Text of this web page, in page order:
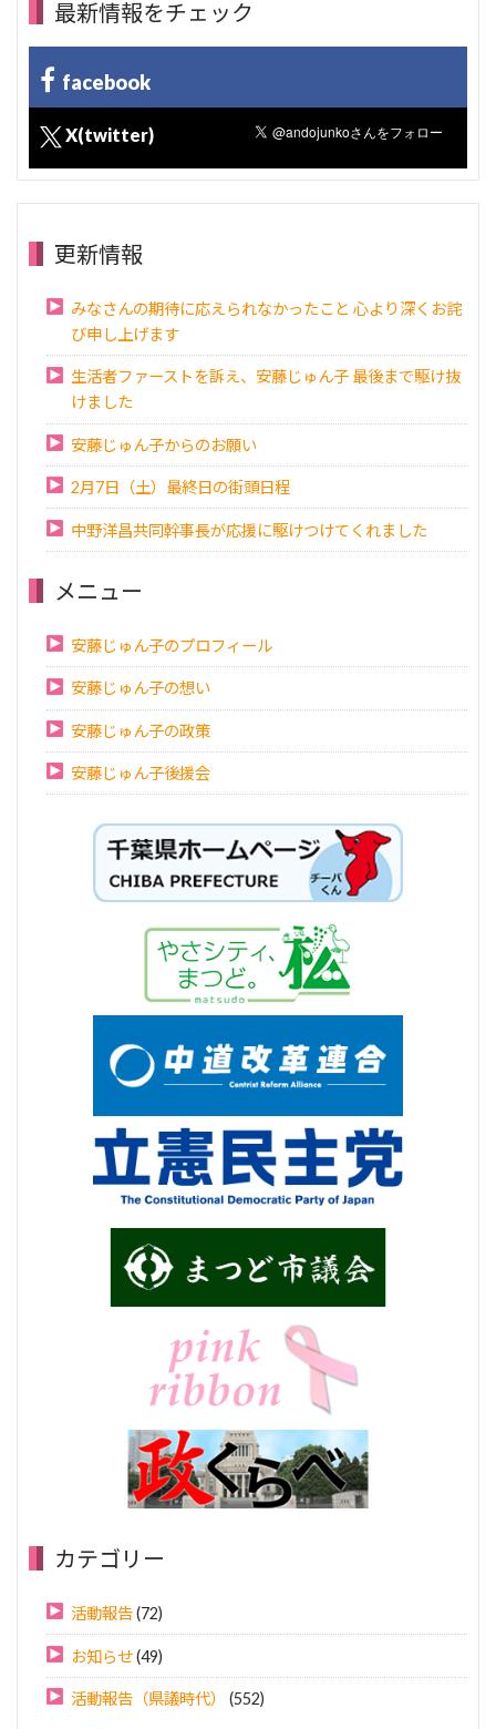
最新情報をチェック
facebook
X(twitter)
更新情報
みなさんの期待に応えられなかったこと 心より深くお詫
び申し上げます
生活者ファーストを訴え、安藤じゅん子 最後まで駆け抜
けました
安藤じゅん子からのお願い
2月7日（土）最終日の街頭日程
中野洋昌共同幹事長が応援に駆けつけてくれました
メニュー
安藤じゅん子のプロフィール
安藤じゅん子の想い
安藤じゅん子の政策
安藤じゅん子後援会
カテゴリー
活動報告(72)
お知らせ(49)
活動報告（県議時代） (552)